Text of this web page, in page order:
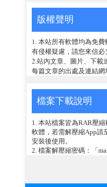
版權聲明
1. 本站所有軟體均為免
有侵權疑慮，請您來信必
2.站內文章、圖片、下載
每篇文章的出處及連結網
檔案下載說明
1. 本站檔案皆為RAR壓
軟體，若需解壓縮App請
安裝後使用。
2. 檔案解壓縮密碼：「